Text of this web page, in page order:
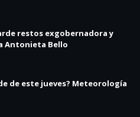
restos exgobernadora y
Antonieta Bello
de este jueves? Meteorología